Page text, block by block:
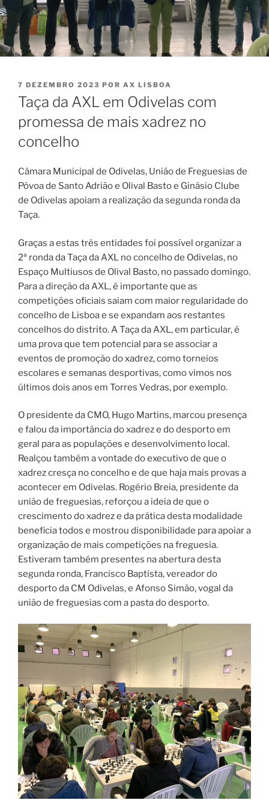
PUBLICADO
EM
7 DEZEMBRO 2023 POR AX LISBOA
Taça da AXL em Odivelas com
promessa de mais xadrez no
concelho
Câmara Municipal de Odivelas, União de Freguesias de
Póvoa de Santo Adrião e Olival Basto e Ginásio Clube
de Odivelas apoiam a realização da segunda ronda da
Taça.
Graças a estas três entidades foi possível organizar a
2ª ronda da Taça da AXL no concelho de Odivelas, no
Espaço Multiusos de Olival Basto, no passado domingo.
Para a direção da AXL, é importante que as
competições oficiais saiam com maior regularidade do
concelho de Lisboa e se expandam aos restantes
concelhos do distrito. A Taça da AXL, em particular, é
uma prova que tem potencial para se associar a
eventos de promoção do xadrez, como torneios
escolares e semanas desportivas, como vimos nos
últimos dois anos em Torres Vedras, por exemplo.
O presidente da CMO, Hugo Martins, marcou presença
e falou da importância do xadrez e do desporto em
geral para as populações e desenvolvimento local.
Realçou também a vontade do executivo de que o
xadrez cresça no concelho e de que haja mais provas a
acontecer em Odivelas. Rogério Breia, presidente da
união de freguesias, reforçou a ideia de que o
crescimento do xadrez e da prática desta modalidade
beneficia todos e mostrou disponibilidade para apoiar a
organização de mais competições na freguesia.
Estiveram também presentes na abertura desta
segunda ronda, Francisco Baptista, vereador do
desporto da CM Odivelas, e Afonso Simão, vogal da
união de freguesias com a pasta do desporto.